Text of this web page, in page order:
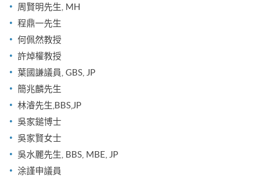
周賢明先生, MH
程鼎一先生
何佩然教授
許焯權教授
葉國謙議員, GBS, JP
簡兆麟先生
林濬先生,BBS,JP
吳家鎚博士
吳家賢女士
吳水麗先生, BBS, MBE, JP
涂謹申議員